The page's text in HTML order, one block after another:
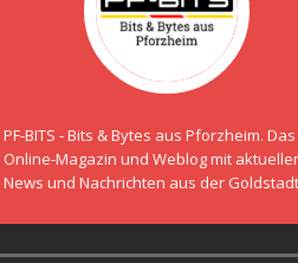
PF-BITS - Bits & Bytes aus Pforzheim. Das
Online-Magazin und Weblog mit
News und Nachrichten aus der